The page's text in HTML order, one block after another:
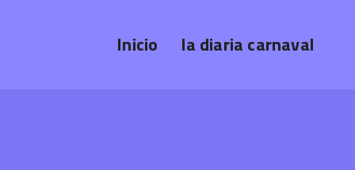
Inicio la diaria carnaval